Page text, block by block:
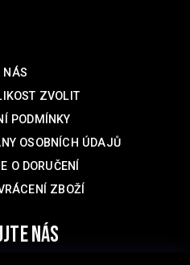
NÁS
ZVOLIT
PODMÍNKY
OSOBNÍCH ÚDAJŮ
O DORUČENÍ
ZBOŽÍ
nás